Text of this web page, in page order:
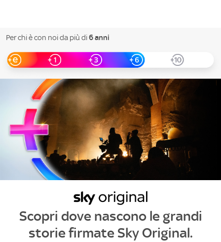
Per chi è con noi da più di6 anni
Scopri dove nasconole grandi
storiefirmate Sky Original.